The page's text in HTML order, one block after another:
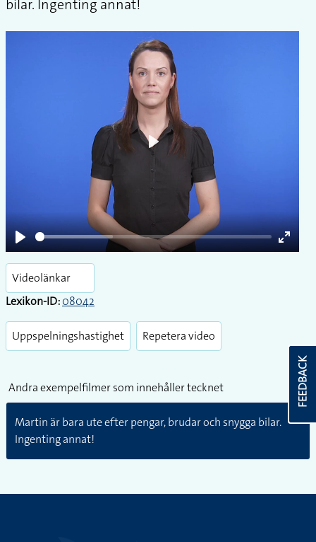
bilar. Ingenting annat!
Play
Enter
Play
Videolänkar
Lexikon-ID:08042
Uppspelningshastighet Repetera video
Andra exempelfilmer som innehåller tecknet
Martin är bara ute efter pengar, brudar och snygga bilar.
Ingenting annat!
FEEDBACK